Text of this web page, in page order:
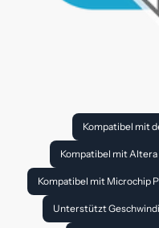
Kompatibel mit
Kompatibel mit Altera
Kompatibel mit Microchip
Unterstützt